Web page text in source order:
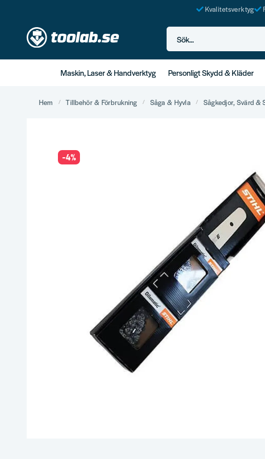
Kvalitetsverktyg
Sök...
Maskin, Laser & Handverktyg Personligt Skydd & Kläder
Hem Tillbehör & Förbrukning Såga & Hyvla Sågkedjor, Svärd &
-4%